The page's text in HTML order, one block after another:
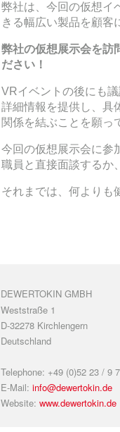
弊社は、今回の仮想イ
きる幅広い製品を顧客
弊社の仮想展示会を訪
ださい！
VRイベントの後にも
詳細情報を提供し、具
関係を結ぶことを願っ
今回の仮想展示会に参
職員と直接面談するか
それまでは、何よりも
DEWERTOKIN GMBH
Weststraße 1
D-32278 Kirchlengern
Deutschland
Telephone: +49 (0)52 23 / 9
E-Mail: info@dewertokin.de
Website: www.dewertokin.de